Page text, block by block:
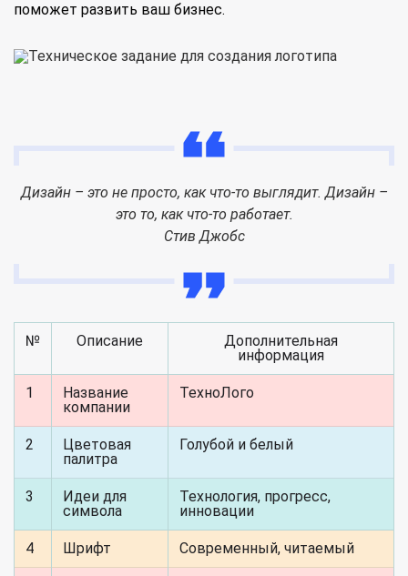
поможет развить ваш бизнес.
Дизайн – это не просто, как что-то выглядит. Дизайн –
это то, как что-то работает.
Стив Джобс
№ Описание
Дополнительная
информация
1
Название
компании
ТехноЛого
2
Цветовая
палитра
Голубой и белый
3
Идеи для
символа
Технология, прогресс,
инновации
4 Шрифт Современный, читаемый